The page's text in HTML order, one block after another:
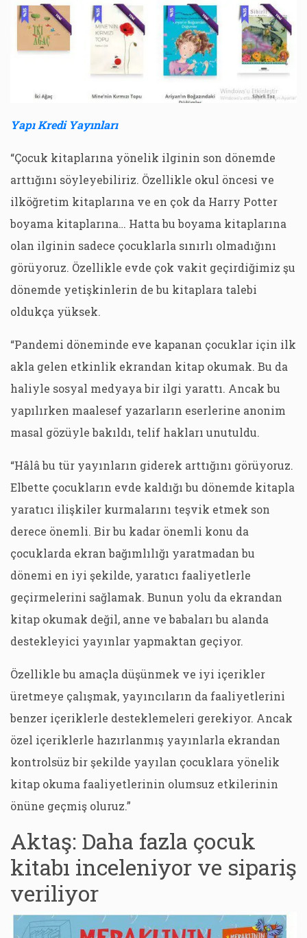
Yapı Kredi Yayınları
“Çocuk kitaplarına yönelik ilginin son dönemde
arttığını söyleyebiliriz. Özellikle okul öncesi ve
ilköğretim kitaplarına ve en çok da Harry Potter
boyama kitaplarına… Hatta bu boyama kitaplarına
olan ilginin sadece çocuklarla sınırlı olmadığını
görüyoruz. Özellikle evde çok vakit geçirdiğimiz şu
dönemde yetişkinlerin de bu kitaplara talebi
oldukça yüksek.
“Pandemi döneminde eve kapanan çocuklar için ilk
akla gelen etkinlik ekrandan kitap okumak. Bu da
haliyle sosyal medyaya bir ilgi yarattı. Ancak bu
yapılırken maalesef yazarların eserlerine anonim
masal gözüyle bakıldı, telif hakları unutuldu.
“Hâlâ bu tür yayınların giderek arttığını görüyoruz.
Elbette çocukların evde kaldığı bu dönemde kitapla
yaratıcı ilişkiler kurmalarını teşvik etmek son
derece önemli. Bir bu kadar önemli konu da
çocuklarda ekran bağımlılığı yaratmadan bu
dönemi en iyi şekilde, yaratıcı faaliyetlerle
geçirmelerini sağlamak. Bunun yolu da ekrandan
kitap okumak değil, anne ve babaları bu alanda
destekleyici yayınlar yapmaktan geçiyor.
Özellikle bu amaçla düşünmek ve iyi içerikler
üretmeye çalışmak, yayıncıların da faaliyetlerini
benzer içeriklerle desteklemeleri gerekiyor. Ancak
özel içeriklerle hazırlanmış yayınlarla ekrandan
kontrolsüz bir şekilde yayılan çocuklara yönelik
kitap okuma faaliyetlerinin olumsuz etkilerinin
önüne geçmiş oluruz.”
Aktaş: Daha fazla çocuk
kitabı inceleniyor ve sipariş
veriliyor